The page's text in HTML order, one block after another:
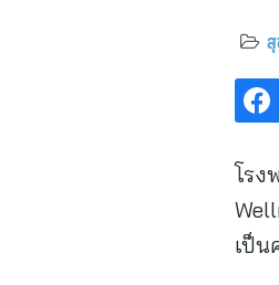
โรง
เป็น